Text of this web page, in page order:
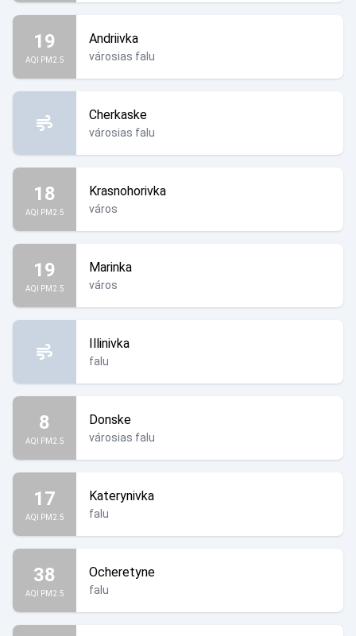
19
AQI PM2.5
Andriivka
városias falu
Cherkaske
városias falu
18
AQI PM2.5
Krasnohorivka
város
19
AQI PM2.5
Marinka
város
Illinivka
falu
8
AQI PM2.5
Donske
városias falu
17
AQI PM2.5
Katerynivka
falu
38
AQI PM2.5
Ocheretyne
falu